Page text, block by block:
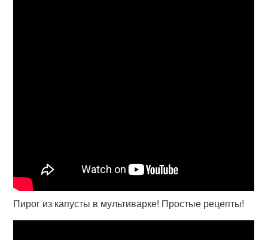
Пирог из капусты в мультиварке! Простые рецепты!